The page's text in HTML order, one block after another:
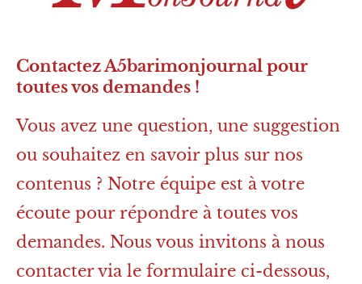
Contactez A5barimonjournal pour
toutes vos demandes !
Vous avez une question, une suggestion
ou souhaitez en savoir plus sur nos
contenus ? Notre équipe est à votre
écoute pour répondre à toutes vos
demandes. Nous vous invitons à nous
contacter via le formulaire ci-dessous,